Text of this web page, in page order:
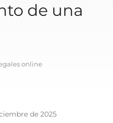
de una
online
de 2025